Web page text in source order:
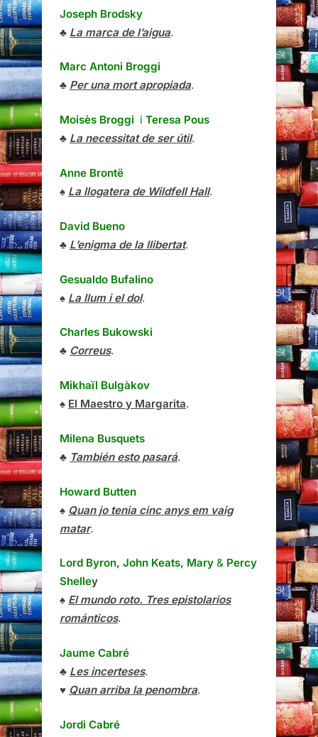
Joseph Brodsky
♣ La marca de l’aigua.
Marc Antoni Broggi
♣ Per una mort apropiada.
Moisès Broggi i Teresa Pous
♣ La necessitat de ser útil.
Anne Brontë
♠ La llogatera de Wildfell Hall.
David Bueno
♣ L’enigma de la llibertat.
Gesualdo Bufalino
♠ La llum i el dol.
Charles Bukowski
♣ Correus.
Mikhaïl Bulgàkov
♠ El Maestro y Margarita.
Milena Busquets
♣ También esto pasará.
Howard Butten
♠ Quan jo tenia cinc anys em vaig
matar.
Lord Byron, John Keats, Mary & Percy
Shelley
♠ El mundo roto. Tres epistolarios
románticos.
Jaume Cabré
♣ Les incerteses.
♥ Quan arriba la penombra.
Jordi Cabré